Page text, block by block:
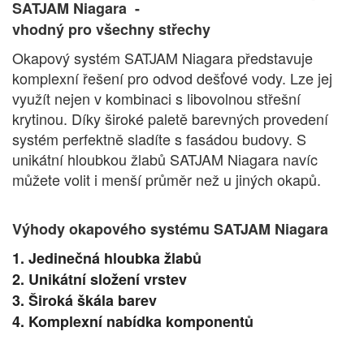
SATJAM Niagara -
vhodný pro všechny střechy
Okapový systém SATJAM Niagara představuje
komplexní řešení pro odvod dešťové vody. Lze jej
využít nejen v kombinaci s libovolnou střešní
krytinou. Díky široké paletě barevných provedení
systém perfektně sladíte s fasádou budovy. S
unikátní hloubkou žlabů SATJAM Niagara navíc
můžete volit i menší průměr než u jiných okapů.
Výhody okapového systému SATJAM Niagara
1. Jedinečná hloubka žlabů
2. Unikátní složení vrstev
3. Široká škála barev
4. Komplexní nabídka komponentů